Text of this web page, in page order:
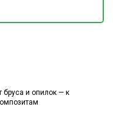
и опилок — к